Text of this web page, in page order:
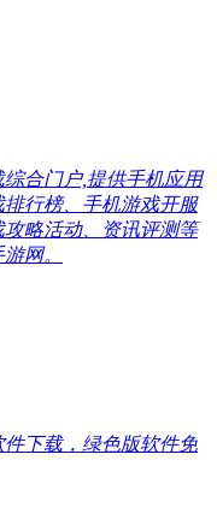
合门户,提供手机应用
行榜、手机游戏开服
略活动、资讯评测等
网。
下载，绿色版软件免